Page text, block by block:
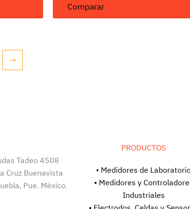
Comparar
→
Tadeo 4508
Cruz Buenavista
Pue. México.
PRODUCTOS
• Medidores de
• Medidores y
Industriales